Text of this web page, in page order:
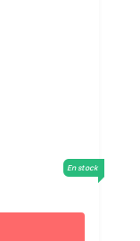
En stock